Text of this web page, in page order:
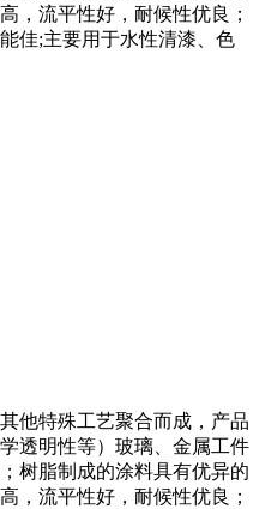
，流平性好，耐候性优良；
佳;主要用于水性清漆、色
他特殊工艺聚合而成，产品
透明性等）玻璃、金属工件
树脂制成的涂料具有优异的
，流平性好，耐候性优良；